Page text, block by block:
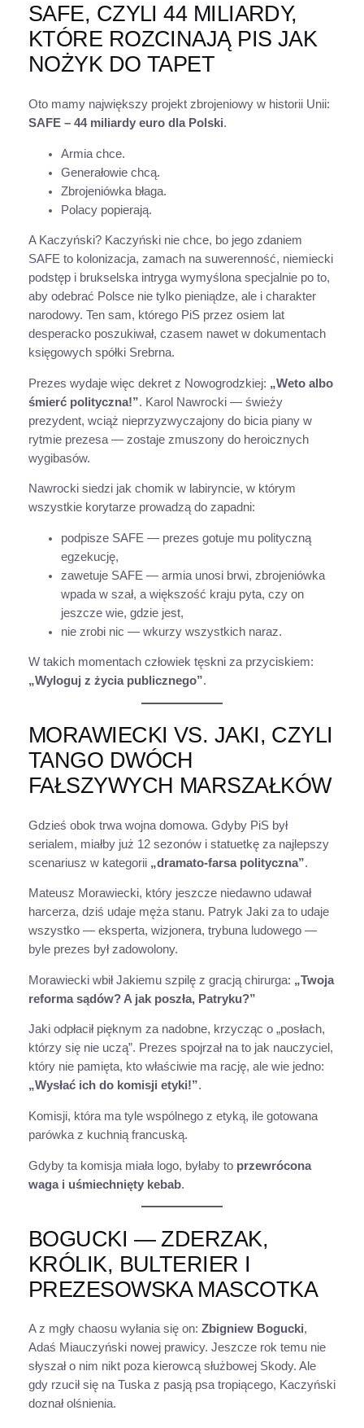
SAFE, CZYLI 44 MILIARDY,
KTÓRE ROZCINAJĄ PIS JAK
NOŻYK DO TAPET
Oto mamy największy projekt zbrojeniowy w historii Unii:
SAFE – 44 miliardy euro dla Polski.
Armia chce.
Generałowie chcą.
Zbrojeniówka błaga.
Polacy popierają.
A Kaczyński? Kaczyński nie chce, bo jego zdaniem
SAFE to kolonizacja, zamach na suwerenność, niemiecki
podstęp i brukselska intryga wymyślona specjalnie po to,
aby odebrać Polsce nie tylko pieniądze, ale i charakter
narodowy. Ten sam, którego PiS przez osiem lat
desperacko poszukiwał, czasem nawet w dokumentach
księgowych spółki Srebrna.
Prezes wydaje więc dekret z Nowogrodzkiej: „Weto albo
śmierć polityczna!”. Karol Nawrocki — świeży
prezydent, wciąż nieprzyzwyczajony do bicia piany w
rytmie prezesa — zostaje zmuszony do heroicznych
wygibasów.
Nawrocki siedzi jak chomik w labiryncie, w którym
wszystkie korytarze prowadzą do zapadni:
podpisze SAFE — prezes gotuje mu polityczną
egzekucję,
zawetuje SAFE — armia unosi brwi, zbrojeniówka
wpada w szał, a większość kraju pyta, czy on
jeszcze wie, gdzie jest,
nie zrobi nic — wkurzy wszystkich naraz.
W takich momentach człowiek tęskni za przyciskiem:
„Wyloguj z życia publicznego”.
MORAWIECKI VS. JAKI, CZYLI
TANGO DWÓCH
FAŁSZYWYCH MARSZAŁKÓW
Gdzieś obok trwa wojna domowa. Gdyby PiS był
serialem, miałby już 12 sezonów i statuetkę za najlepszy
scenariusz w kategorii „dramato-farsa polityczna”.
Mateusz Morawiecki, który jeszcze niedawno udawał
harcerza, dziś udaje męża stanu. Patryk Jaki za to udaje
wszystko — eksperta, wizjonera, trybuna ludowego —
byle prezes był zadowolony.
Morawiecki wbił Jakiemu szpilę z gracją chirurga: „Twoja
reforma sądów? A jak poszła, Patryku?”
Jaki odpłacił pięknym za nadobne, krzycząc o „posłach,
którzy się nie uczą”. Prezes spojrzał na to jak nauczyciel,
który nie pamięta, kto właściwie ma rację, ale wie jedno:
„Wysłać ich do komisji etyki!”.
Komisji, która ma tyle wspólnego z etyką, ile gotowana
parówka z kuchnią francuską.
Gdyby ta komisja miała logo, byłaby to przewrócona
waga i uśmiechnięty kebab.
BOGUCKI — ZDERZAK,
KRÓLIK, BULTERIER I
PREZESOWSKA MASCOTKA
A z mgły chaosu wyłania się on: Zbigniew Bogucki,
Adaś Miauczyński nowej prawicy. Jeszcze rok temu nie
słyszał o nim nikt poza kierowcą służbowej Skody. Ale
gdy rzucił się na Tuska z pasją psa tropiącego, Kaczyński
doznał olśnienia.